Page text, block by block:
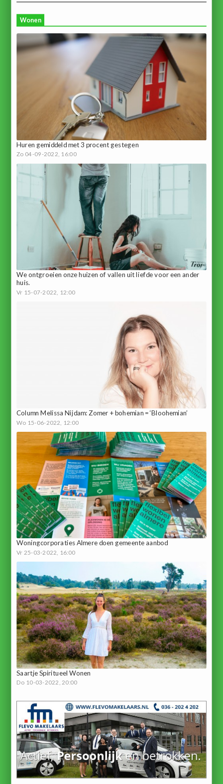
Wonen
Huren gemiddeld met 3 procent gestegen
Zo 04-09-2022, 16:00
We ontgroeien onze huizen of vallen uit liefde voor een ander
huis.
Vr 15-07-2022, 12:00
Column Melissa Nijdam: Zomer + bohemian = ‘Bloohemian’
Wo 15-06-2022, 12:00
Woningcorporaties Almere doen gemeente aanbod
Vr 25-03-2022, 16:00
Saartje Spiritueel Wonen
Do 10-03-2022, 20:00